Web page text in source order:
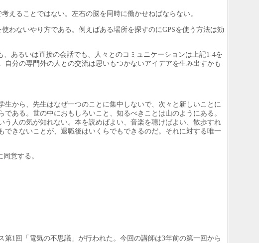
ることではない。左右の脳を同時に働かせねばならない。
ないやり方である。例えばある場所を探すのにGPSを使う方法は効
あるいは直接の会話でも、人々とのコミュニケーションは上記1-4を
分の専門外の人との交流は思いもつかないアイデアを生み出すかも
から、先生はなぜ一つのことに集中しないで、次々と新しいことに
ある。世の中におもしろいこと、知るべきことは山のようにある。
人の気が知れない。本を読めばよい、音楽を聴けばよい、散歩すれ
きないことが、退職後はいくらでもできるのだ。それに対する唯一
同意する。
1回「電気の不思議」が行われた。今回の講師は3年前の第一回から